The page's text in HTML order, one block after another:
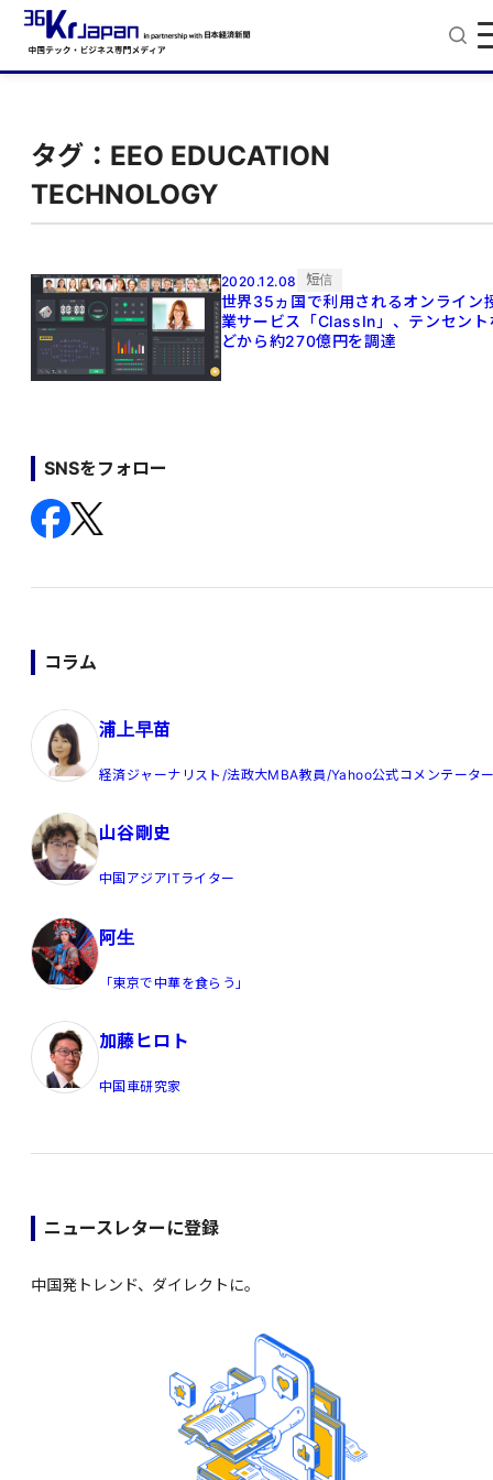
タグ：EEO EDUCATION
TECHNOLOGY
2020.12.08 短信
世界35ヵ国で利用されるオンライン
業サービス「ClassIn」、テンセント
どから約270億円を調達
SNSをフォロー
コラム
浦上早苗
経済ジャーナリスト/法政大MBA教員/Yahoo公式コメンテータ
山谷剛史
中国アジアITライター
阿生
「東京で中華を食らう」
加藤ヒロト
中国車研究家
ニュースレターに登録
中国発トレンド、ダイレクトに。